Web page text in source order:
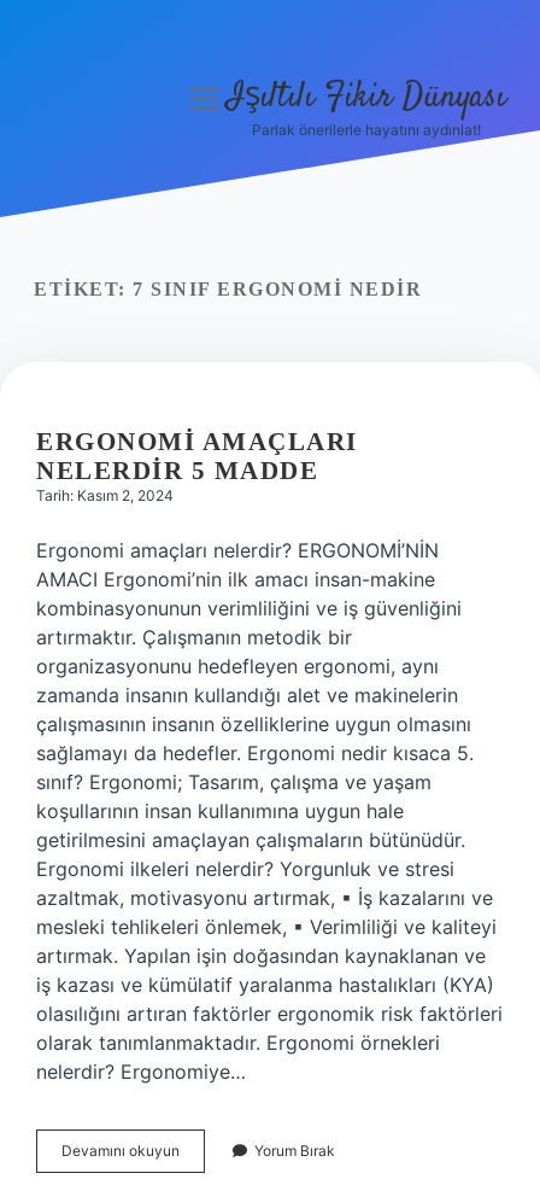
Yasal Uyarı
menüyüIşıltılı Fikir Dünyası
Parlak önerilerle hayatını aydınlat!
ETIKET: 7 SINIF ERGONOMI NEDIR
ERGONOMI AMAÇLARI
NELERDIR 5 MADDE
Tarih: Kasım 2, 2024
Ergonomi amaçları nelerdir? ERGONOMİ’NİN
AMACI Ergonomi’nin ilk amacı insan-makine
kombinasyonunun verimliliğini ve iş güvenliğini
artırmaktır. Çalışmanın metodik bir
organizasyonunu hedefleyen ergonomi, aynı
zamanda insanın kullandığı alet ve makinelerin
çalışmasının insanın özelliklerine uygun olmasını
sağlamayı da hedefler. Ergonomi nedir kısaca 5.
sınıf? Ergonomi; Tasarım, çalışma ve yaşam
koşullarının insan kullanımına uygun hale
getirilmesini amaçlayan çalışmaların bütünüdür.
Ergonomi ilkeleri nelerdir? Yorgunluk ve stresi
azaltmak, motivasyonu artırmak, ▪ İş kazalarını ve
mesleki tehlikeleri önlemek, ▪ Verimliliği ve kaliteyi
artırmak. Yapılan işin doğasından kaynaklanan ve
iş kazası ve kümülatif yaralanma hastalıkları (KYA)
olasılığını artıran faktörler ergonomik risk faktörleri
olarak tanımlanmaktadır. Ergonomi örnekleri
nelerdir? Ergonomiye…
Devamını okuyun Ergonomi
Amaçları
Yorum Bırak